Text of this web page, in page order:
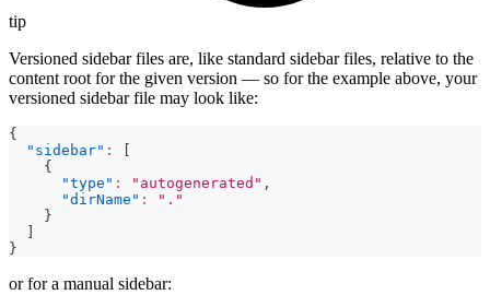
tip
Versioned sidebar files are, like standard sidebar files, relative to the
content root for the given version — so for the example above, your
versioned sidebar file may look like:
{
"sidebar" :
{
"type" : "autogenerated" ,
"dirName" :
"."
}
}
or for a manual sidebar: